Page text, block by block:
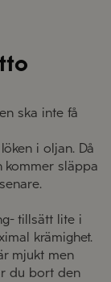
ska inte få
i oljan. Då
kommer släppa
tillsätt lite i
krämighet.
mjukt men
du bort den